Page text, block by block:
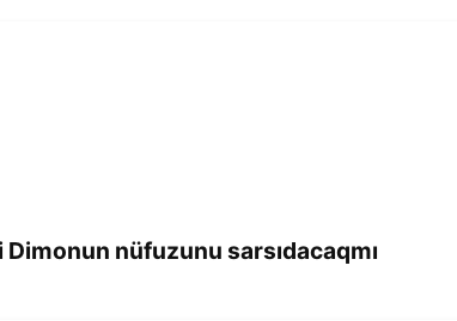
nüfuzunu sarsıdacaqmı